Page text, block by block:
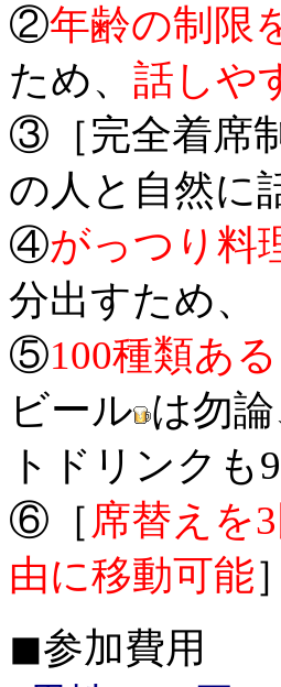
②年齢の制限
ため、 話しや
③［完全着席
の人と自然に
④がっつり料
分出すため、
⑤100種類あ
ビール は勿
トドリンクも
⑥［ 席替えを
由に移動可能］
◼︎参加費用